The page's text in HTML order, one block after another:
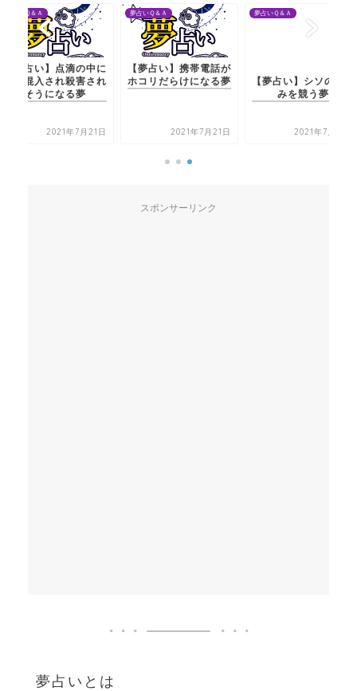
夢占いＱ＆Ａ
【夢占い】点滴の中に
異物混入され殺害され
そうになる夢
2021年7月21日
夢占いＱ＆Ａ
【夢占い】携帯電話が
ホコリだらけになる夢
2021年7月21日
夢占いＱ＆Ａ
みを競う夢
2021年7月20日
スポンサーリンク
夢占いとは